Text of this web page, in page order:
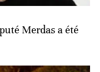
Merdas a été